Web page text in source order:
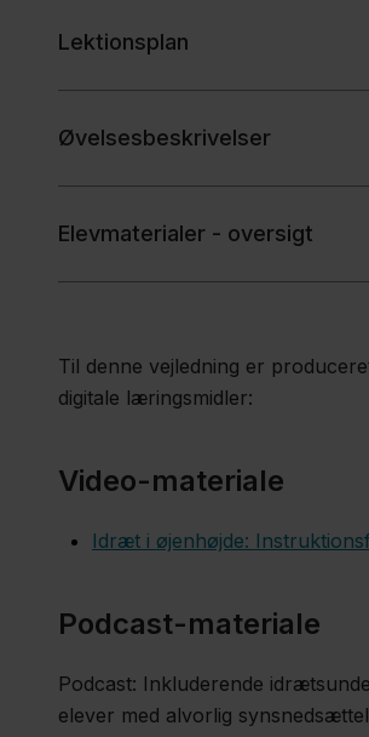
Lektionsplan
Øvelsesbeskrivelser
Elevmaterialer - oversigt
Til denne vejledning er
digitale læringsmidler:
Video-materiale
Idræt i øjenhøjde:
Podcast-materiale
Podcast: Inkluderende
elever med alvorlig